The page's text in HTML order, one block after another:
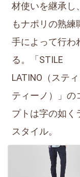
材使いを継承し
もナポリの熟練
手によって行わ
る。「STILE
LATINO（ステ
ティーノ）」の
プトは字の如く
スタイル。